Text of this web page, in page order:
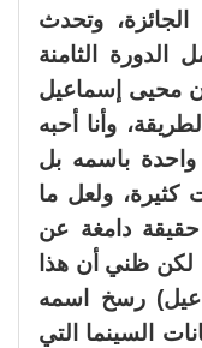
وتحدث
الدورة الثامنة
محيى إسماعيل
وأنا أحبه
باسمه بل
ولعل ما
دامغة عن
لكن ظني أن هذا
رسخ اسمه
السينما التي